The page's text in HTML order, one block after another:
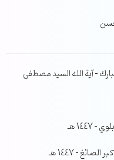
– آية الله السيد مصطفى
هـ
– 1447 هـ